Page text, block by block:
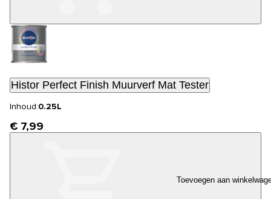
Histor Perfect Finish Muurverf Mat Tester
Inhoud:0.25L
€ 7,99
Toevoegen aan